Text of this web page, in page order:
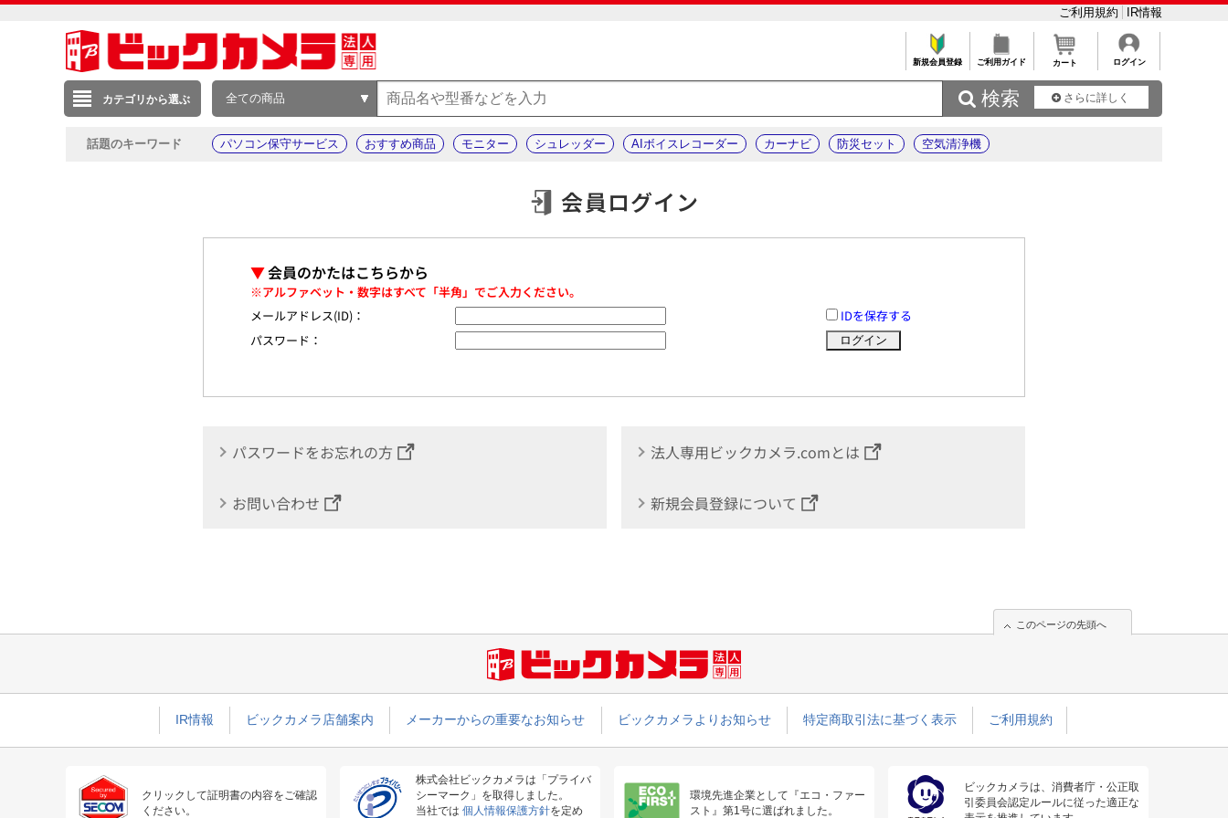
ご利用規約 IR情報
新規会員登録 ご利用ガイド カート ログイン
カテゴリから選ぶ 全ての商品  検索 さらに詳しく
話題のキーワード パソコン保守サービス おすすめ商品 モニター シュレッダー AIボイスレコーダー カーナビ 防災セット 空気清浄機
会員ログイン
▼会員のかたはこちらから
※アルファベット・数字はすべて「半角」でご入力ください。
メールアドレス(ID)：
IDを保存する
パスワード：
パスワードをお忘れの方 法人専用ビックカメラ.comとは
お問い合わせ 新規会員登録について
このページの先頭へ
IR情報 ビックカメラ店舗案内 メーカーからの重要なお知らせ ビックカメラよりお知らせ 特定商取引法に基づく表示 ご利用規約
クリックして証明書の内容をご確認
ください。
株式会社ビックカメラは「プライバ
シーマーク」を取得しました。
当社では 個人情報保護方針を定め
環境先進企業として『エコ・ファー
スト』第1号に選ばれました。
ビックカメラは、消費者庁・公正取
引委員会認定ルールに従った適正な